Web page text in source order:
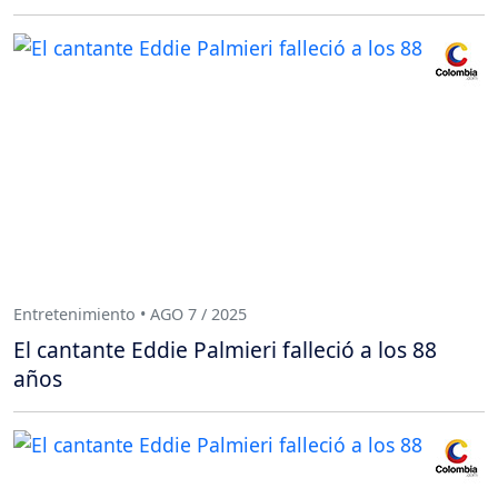
Entretenimiento • AGO 7 / 2025
El cantante Eddie Palmieri falleció a los 88
años